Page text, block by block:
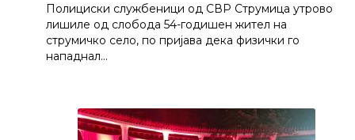
Полициски службеници од СВР Струмица утрово
лишиле од слобода 54-годишен жител на
струмичко село, по пријава дека физички го
нападнал…